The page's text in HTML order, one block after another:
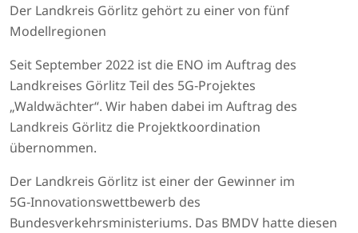
Der Landkreis Görlitz gehört zu einer von fünf
Modellregionen
Seit September 2022 ist die ENO im Auftrag des
Landkreises Görlitz Teil des 5G‑Projektes
„Waldwächter“. Wir haben dabei im Auftrag des
Landkreis Görlitz die Projektkoordination
übernommen.
Der Landkreis Görlitz ist einer der Gewinner im
5G‑Innovationswettbewerb des
Bundesverkehrsministeriums. Das BMDV hatte diesen